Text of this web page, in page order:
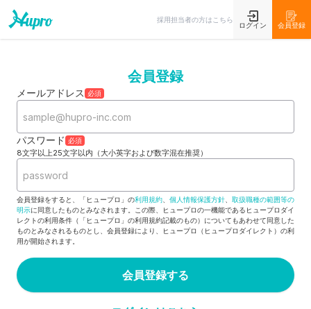
採用担当者の方はこちら
ログイン 会員登録
会員登録
メールアドレス 必須
パスワード 必須
8文字以上25文字以内（大小英字および数字混在推奨）
会員登録をすると、「ヒュープロ」の利用規約 個人情報保護方針
取扱職種の範囲等の
明示に同意したものとみなされます。この際、ヒュープロの一機能であるヒュープロダイ
レクトの利用条件（「ヒュープロ」の利用規約記載のもの）についてもあわせて同意した
ものとみなされるものとし、会員登録により、ヒュープロ（ヒュープロダイレクト）の利
用が開始されます。
会員登録する